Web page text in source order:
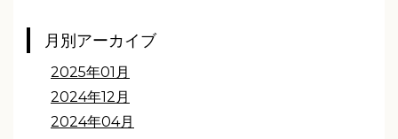
月別アーカイブ
2025年01月
2024年12月
2024年04月